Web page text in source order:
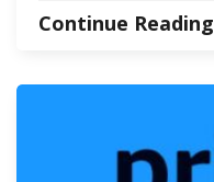
Continue Reading